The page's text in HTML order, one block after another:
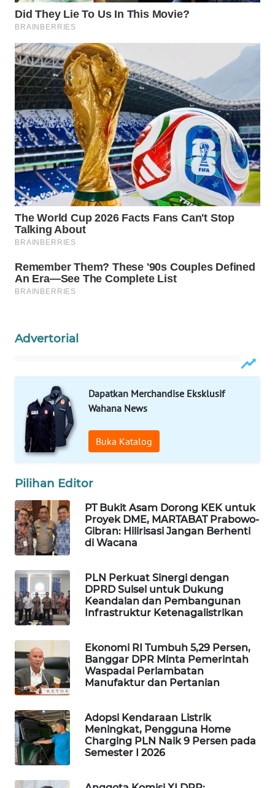
Advertorial
Dapatkan Merchandise Eksklusif
Wahana News
Buka Katalog
Pilihan Editor
PT Bukit Asam Dorong KEK untuk
Proyek DME, MARTABAT Prabowo-
Gibran: Hilirisasi Jangan Berhenti
di Wacana
PLN Perkuat Sinergi dengan
DPRD Sulsel untuk Dukung
Keandalan dan Pembangunan
Infrastruktur Ketenagalistrikan
Ekonomi RI Tumbuh 5,29 Persen,
Banggar DPR Minta Pemerintah
Waspadai Perlambatan
Manufaktur dan Pertanian
Adopsi Kendaraan Listrik
Meningkat, Pengguna Home
Charging PLN Naik 9 Persen pada
Semester I 2026
WAHANA
WAHANA
TV
WAHANANEWS
ID
WAHANANEWS
CO ID
WAHANANEWS
NET
SPORT
WAHANA
WAHANA
PERSONA
WAHANA
OTOMOTIF
WAHANA
WAHANA
DESA
WISATA
LAPAK
WAHANA
Wahana
Network
KONSUMEN
LISTRIK
MASYARAKAT
KELISTRIKAN
WALINKI